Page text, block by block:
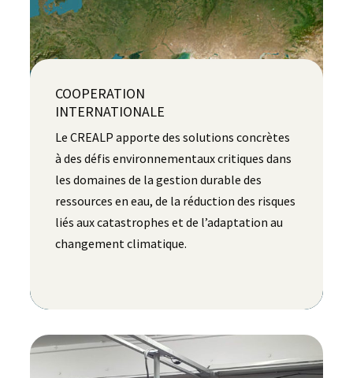
COOPERATION
INTERNATIONALE
Le CREALP apporte des solutions concrètes
à des défis environnementaux critiques dans
les domaines de la gestion durable des
ressources en eau, de la réduction des risques
liés aux catastrophes et de l’adaptation au
changement climatique.